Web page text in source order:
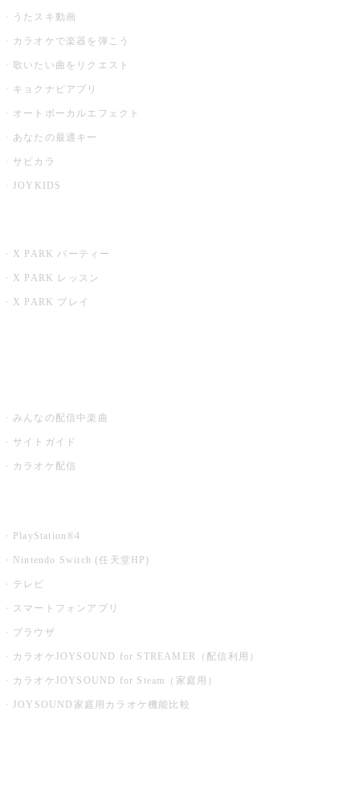
うたスキ動画
カラオケで楽器を弾こう
歌いたい曲をリクエスト
キョクナビアプリ
オートボーカルエフェクト
あなたの最適キー
サビカラ
JOYKIDS
X PARK パーティー
X PARK レッスン
X PARK プレイ
みんなの配信中楽曲
サイトガイド
カラオケ配信
PlayStation®4
Nintendo Switch (任天堂HP)
テレビ
スマートフォンアプリ
ブラウザ
カラオケJOYSOUND for STREAMER（配信利用）
カラオケJOYSOUND for Steam（家庭用）
JOYSOUND家庭用カラオケ機能比較